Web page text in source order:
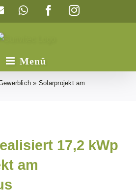
E-
Mail
WhatsAppFacebookInstagram
» Solarprojekt am
17,2 kWp
am